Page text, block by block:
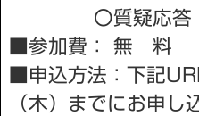
〇質疑応答
■参加費： 無 料
■申込方法：下記
（⽊）までにお申し